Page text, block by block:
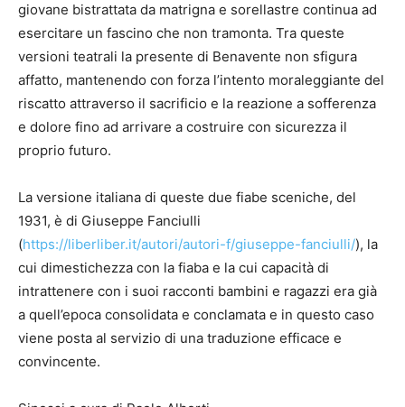
giovane bistrattata da matrigna e sorellastre continua ad
esercitare un fascino che non tramonta. Tra queste
versioni teatrali la presente di Benavente non sfigura
affatto, mantenendo con forza l’intento moraleggiante del
riscatto attraverso il sacrificio e la reazione a sofferenza
e dolore fino ad arrivare a costruire con sicurezza il
proprio futuro.
La versione italiana di queste due fiabe sceniche, del
1931, è di Giuseppe Fanciulli
(https://liberliber.it/autori/autori-f/giuseppe-fanciulli/), la
cui dimestichezza con la fiaba e la cui capacità di
intrattenere con i suoi racconti bambini e ragazzi era già
a quell’epoca consolidata e conclamata e in questo caso
viene posta al servizio di una traduzione efficace e
convincente.